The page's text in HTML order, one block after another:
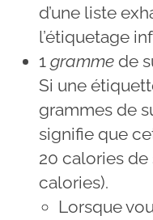
d’une liste
l’étiquetage
1 gramme de
Si une
grammes de
signifie que
20 calories de
calories).
Lorsque